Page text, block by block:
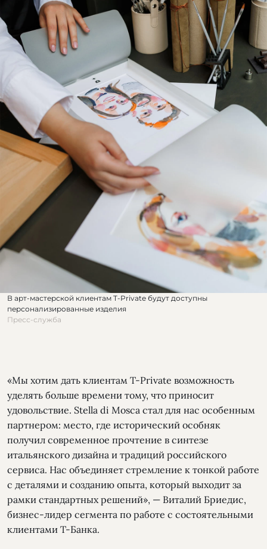
В арт-мастерской клиентам T-Private будут доступны
персонализированные изделия
Пресс-служба
«Мы хотим дать клиентам T-Private возможность
уделять больше времени тому, что приносит
удовольствие. Stella di Mosca стал для нас особенным
партнером: место, где исторический особняк
получил современное прочтение в синтезе
итальянского дизайна и традиций российского
сервиса. Нас объединяет стремление к тонкой работе
с деталями и созданию опыта, который выходит за
рамки стандартных решений», — Виталий Бриедис,
бизнес-лидер сегмента по работе с состоятельными
клиентами Т-Банка.